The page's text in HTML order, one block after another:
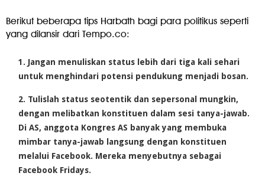
Berikut beberapa tips Harbath bagi para politikus seperti
yang dilansir dari Tempo.co:
Jangan menuliskan status lebih dari tiga kali sehari
untuk menghindari potensi pendukung menjadi bosan.
Tulislah status seotentik dan sepersonal mungkin,
dengan melibatkan konstituen dalam sesi tanya-jawab.
Di AS, anggota Kongres AS banyak yang membuka
mimbar tanya-jawab langsung dengan konstituen
melalui Facebook. Mereka menyebutnya sebagai
Facebook Fridays.